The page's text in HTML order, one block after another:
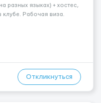
разных языках) + хостеc,
Рабочая виза.
Высокая зарплат...
Откликнуться